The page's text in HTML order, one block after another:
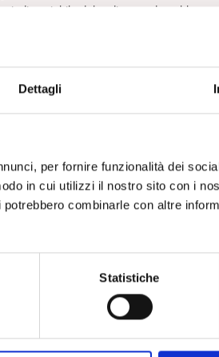
Dettagli
per fornire funzionalità dei
in cui utilizzi il nostro sito con i
combinarle con altre
Statistiche
indissociabile dal sadismo e dovrebbe
della sessualità senza
è vista come elemento di
che assegna il primato all’altro,
dal masochismo erogeno: l’inconscio
L’asimmetria della coppia adulto-
“la condizione antropologica
intrinsecamente drammatico, l’incontro
un perturbante per la psiche.”
dell’alienazione e del “lato oscuro”
Lacan ha il suo limite nella non chiara
“masochismo di morte”, non lo è
Valdrè, quello sui qui poggia la funzione
o godimento mortale, mortifero (la